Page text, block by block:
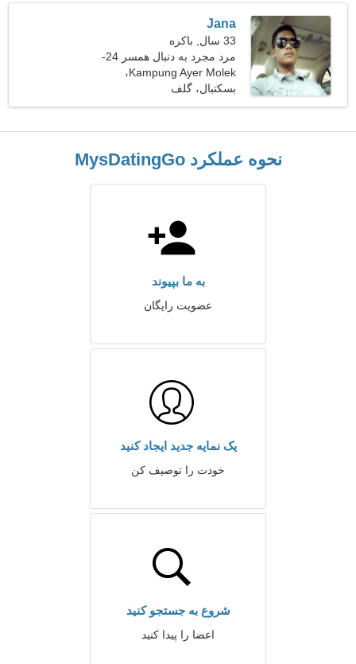
Jana
33 سال, باکره
مرد مجرد به دنبال همسر 24-
29
Kampung Ayer Molek،
مالزی
بسکتبال، گلف
نحوه عملکرد MysDatingGo
به ما بپیوند
عضویت رایگان
یک نمایه جدید ایجاد کنید
خودت را توصیف کن
شروع به جستجو کنید
اعضا را پیدا کنید